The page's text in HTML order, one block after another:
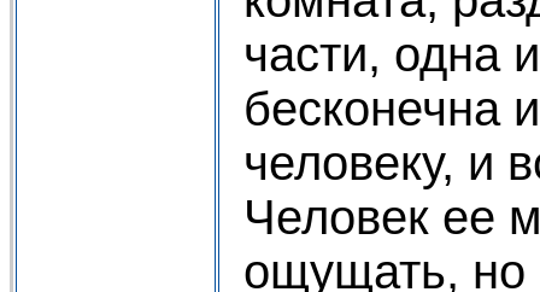
части, одна
бесконечна
человеку, и
Человек ее
ощущать, но